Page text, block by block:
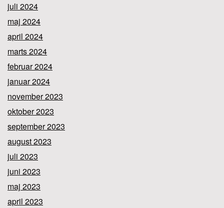
juli 2024
maj 2024
april 2024
marts 2024
februar 2024
januar 2024
november 2023
oktober 2023
september 2023
august 2023
juli 2023
juni 2023
maj 2023
april 2023